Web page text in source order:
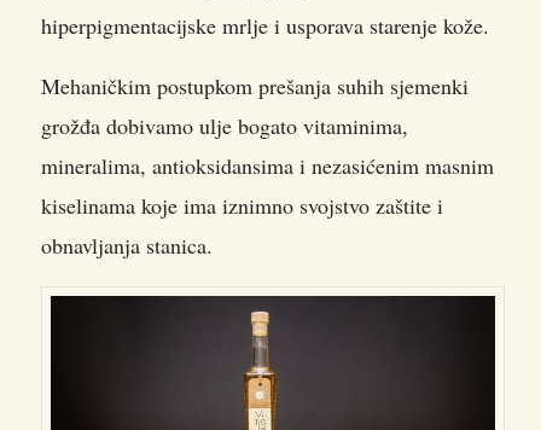
hiperpigmentacijske mrlje i usporava starenje kože.
Mehaničkim postupkom prešanja suhih sjemenki
grožđa dobivamo ulje bogato vitaminima,
mineralima, antioksidansima i nezasićenim masnim
kiselinama koje ima iznimno svojstvo zaštite i
obnavljanja stanica.